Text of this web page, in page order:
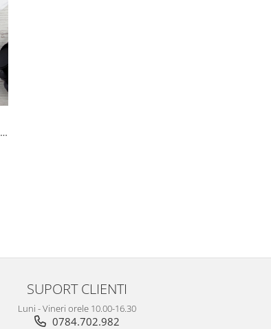
SUPORT CLIENTI
Luni - Vineri orele 10.00-16.30
0784.702.982